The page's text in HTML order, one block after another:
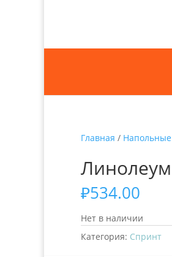
Главная /
₽534.00
Нет в наличии
Категория: Спринт